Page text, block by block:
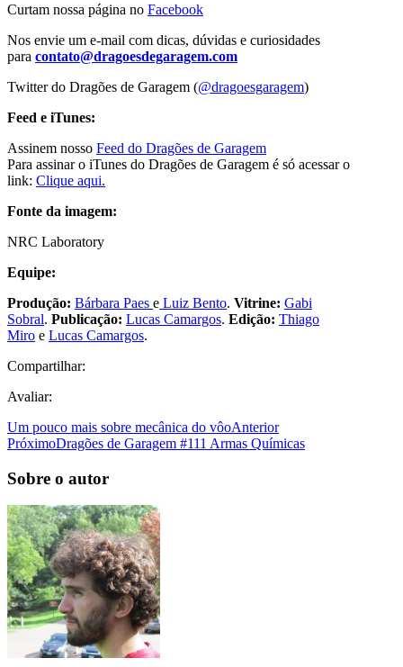
Curtam nossa página no Facebook
Nos envie um e-mail com dicas, dúvidas e curiosidades
para contato@dragoesdegaragem.com
Twitter do Dragões de Garagem (@dragoesgaragem)
Feed e iTunes:
Assinem nosso Feed do Dragões de Garagem
Para assinar o iTunes do Dragões de Garagem é só acessar o
link: Clique aqui.
Fonte da imagem:
NRC Laboratory
Equipe:
Produção: Bárbara Paes e Luiz Bento. Vitrine: Gabi
Sobral. Publicação: Lucas Camargos. Edição: Thiago
Miro e Lucas Camargos.
Compartilhar:
Avaliar:
Um pouco mais sobre mecânica do vôoAnterior
PróximoDragões de Garagem #111 Armas Químicas
Sobre o autor